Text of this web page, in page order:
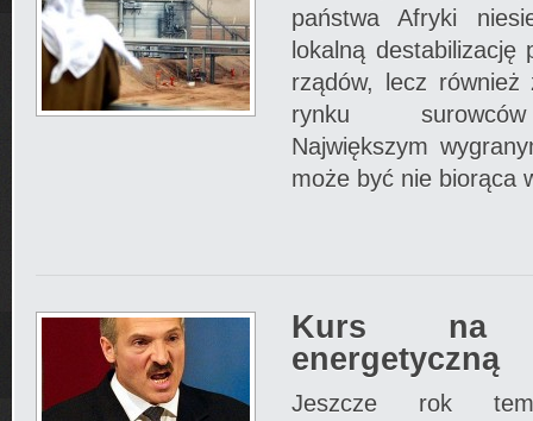
państwa Afryki
lokalną destabilizację
rządów, lecz również
rynku
Największym
może być nie biorąca
Kurs na
energetyczną
Jeszcze rok